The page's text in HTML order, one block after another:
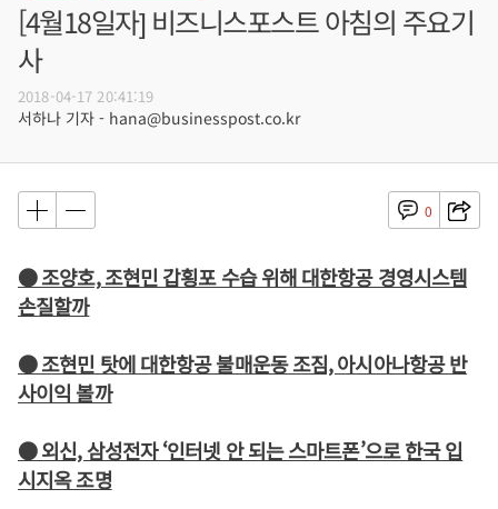
[4월18일자] 비즈니스포스트 아침의 주요기
사
2018-04-17 20:41:19
서하나 기자 - hana@businesspost.co.kr
0
● 조양호, 조현민 갑횡포 수습 위해 대한항공 경영시스템
손질할까
● 조현민 탓에 대한항공 불매운동 조짐, 아시아나항공 반
사이익 볼까
● 외신, 삼성전자 ‘인터넷 안 되는 스마트폰’으로 한국 입
시지옥 조명